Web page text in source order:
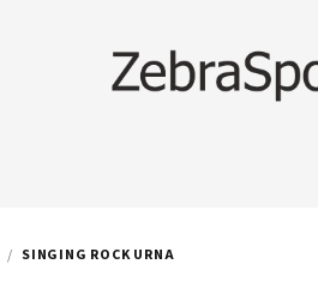
/ SINGING ROCK URNA